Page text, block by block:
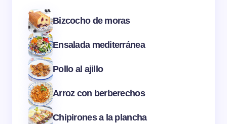
Bizcocho de moras
Ensalada mediterránea
Pollo al ajillo
Arroz con berberechos
Chipirones a la plancha